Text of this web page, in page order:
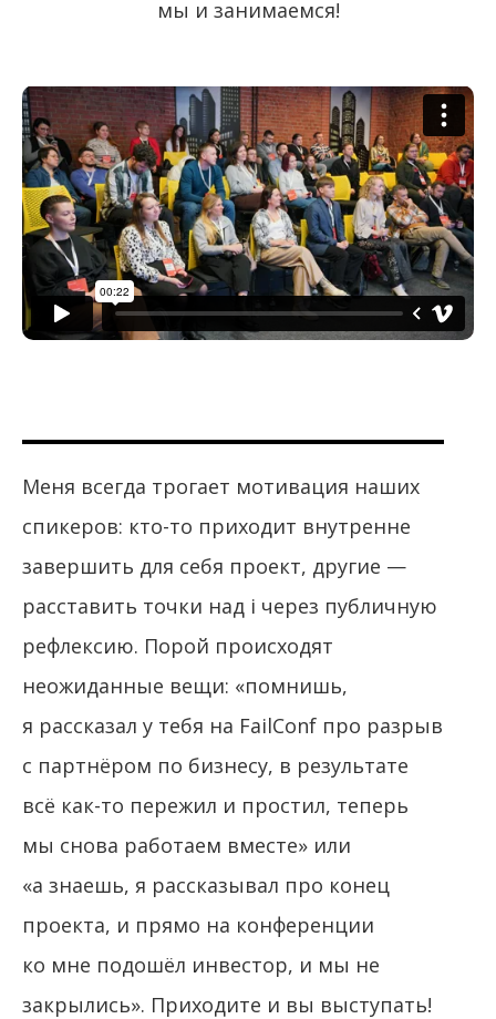
мы и занимаемся!
Меня всегда трогает мотивация наших
спикеров: кто-то приходит внутренне
завершить для себя проект, другие —
расставить точки над i через публичную
рефлексию. Порой происходят
неожиданные вещи: «помнишь,
я рассказал у тебя на FailConf про разрыв
с партнёром по бизнесу, в результате
всё как-то пережил и простил, теперь
мы снова работаем вместе» или
«а знаешь, я рассказывал про конец
проекта, и прямо на конференции
ко мне подошёл инвестор, и мы не
закрылись». Приходите и вы выступать!